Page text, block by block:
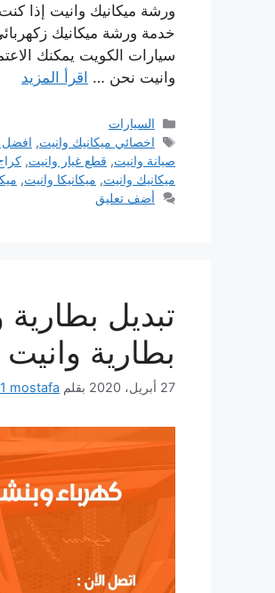
ورشة ميكانيك وانيت إذا
خدمة ورشة ميكانيك
سيارات الكويت يمكنك
وانيت نحن … اقرأ المزيد
التصنيفات
السيارات
الوسوم
اخصائي ميكانيك وانيت, افضل
صيانة وانيت, قطع غيار وانيت,
ميكانيك وانيت, ميكانيكا وانيت,
أضف تعليق
بطارية
27 أبريل، 2020 بقلم mostafa